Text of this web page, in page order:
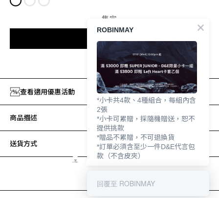
售完
加入追蹤清單
查看適用優惠活動
商品描述
送貨方式
ROBINMAY
*小卡共4款、4種組合，每組內含
2張
*小卡可累贈，採隨機贈送，恕不
提供挑款
*贈品不累贈，不可退換貨
*訂單必須含至少一件D&E代言包
款（不含皮夾）
回覆至 ROBINMAY